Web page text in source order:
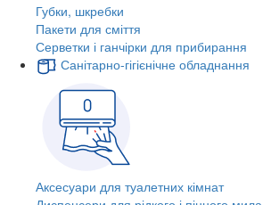
Губки, шкребки
Пакети для сміття
Серветки і ганчірки для прибирання
Санітарно-гігієнічне обладнання
Аксесуари для туалетних кімнат